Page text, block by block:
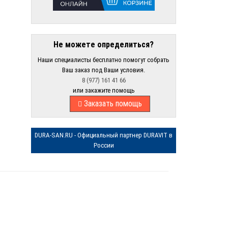
Не можете определиться?
Наши специалисты бесплатно помогут собрать
Ваш заказ под Ваши условия.
8 (977) 161 41 66
или закажите помощь
Заказать помощь
DURA-SAN.RU - Официальный партнер DURAVIT в
России